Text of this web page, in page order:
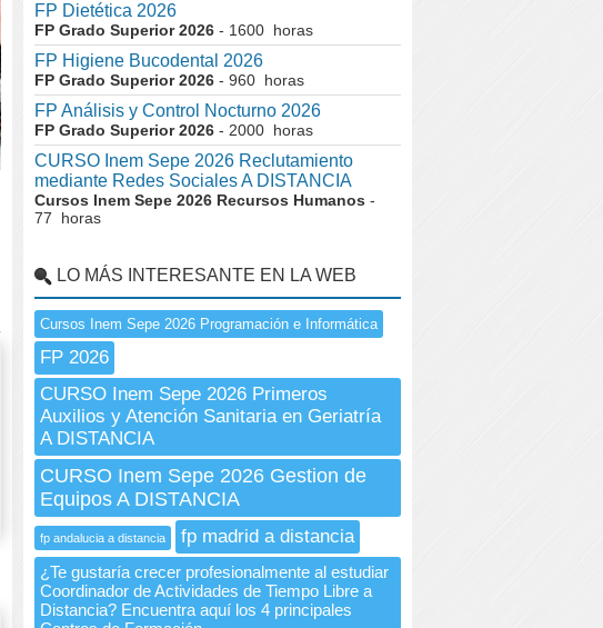
FP Dietética 2026
FP Grado Superior 2026 - 1600 horas
FP Higiene Bucodental 2026
FP Grado Superior 2026 - 960 horas
FP Análisis y Control Nocturno 2026
FP Grado Superior 2026 - 2000 horas
CURSO Inem Sepe 2026 Reclutamiento
mediante Redes Sociales A DISTANCIA
Cursos Inem Sepe 2026 Recursos Humanos -
77 horas
LO MÁS INTERESANTE EN LA WEB
Cursos Inem Sepe 2026 Programación e Informática
FP 2026
CURSO Inem Sepe 2026 Primeros
Auxilios y Atención Sanitaria en Geriatría
A DISTANCIA
CURSO Inem Sepe 2026 Gestion de
Equipos A DISTANCIA
fp andalucia a distancia fp madrid a distancia
¿Te gustaría crecer profesionalmente al estudiar
Coordinador de Actividades de Tiempo Libre a
Distancia? Encuentra aquí los 4 principales